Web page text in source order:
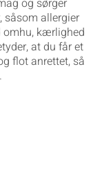
og sørger
allergier
omhu, kærlighed
at du får et
flot anrettet, så